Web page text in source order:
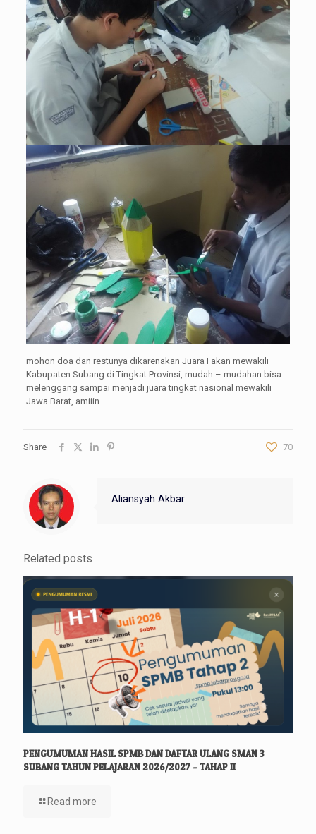
mohon doa dan restunya dikarenakan Juara I akan mewakili
Kabupaten Subang di Tingkat Provinsi, mudah – mudahan bisa
melenggang sampai menjadi juara tingkat nasional mewakili
Jawa Barat, amiiin.
Share 70
Aliansyah Akbar
Related posts
PENGUMUMAN HASIL SPMB DAN DAFTAR ULANG SMAN 3
SUBANG TAHUN PELAJARAN 2026/2027 – TAHAP II
Read more